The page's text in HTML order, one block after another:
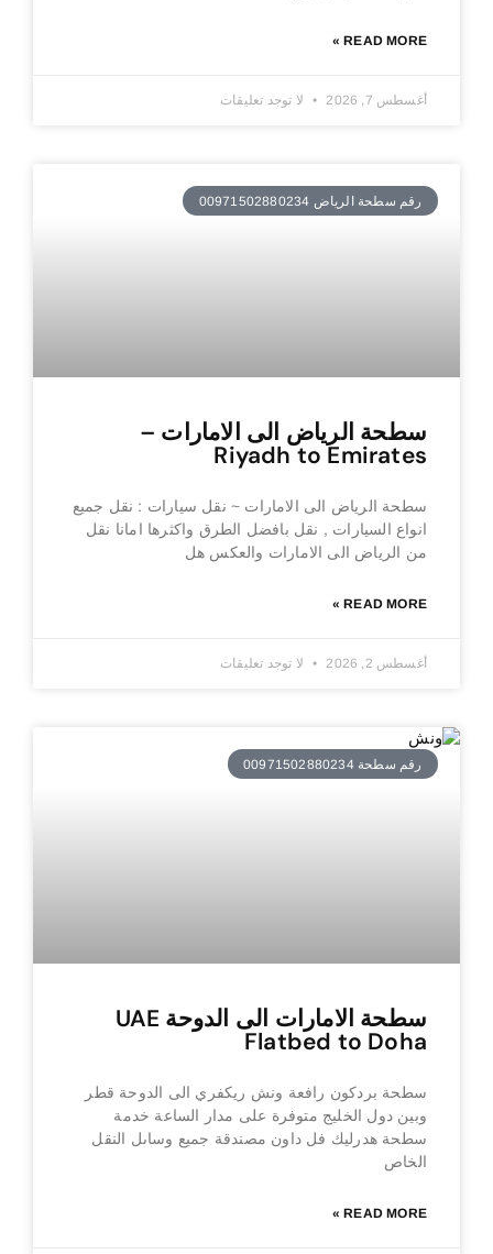
READ MORE »
أغسطس 7, 2026 لا توجد تعليقات
رقم سطحة الرياض 00971502880234
سطحة الرياض الى الامارات –
Riyadh to Emirates
سطحة الرياض الى الامارات ~ نقل سيارات : نقل جميع
انواع السيارات , نقل بافضل الطرق واكثرها امانا نقل
من الرياض الى الامارات والعكس هل
READ MORE »
أغسطس 2, 2026 لا توجد تعليقات
رقم سطحة 00971502880234
سطحة الامارات الى الدوحة UAE
Flatbed to Doha
سطحة بردكون رافعة ونش ريكفري الى الدوحة قطر
وبين دول الخليج متوفرة على مدار الساعة خدمة
سطحة هدرليك فل داون مصندقة جميع وساىل النقل
الخاص
READ MORE »